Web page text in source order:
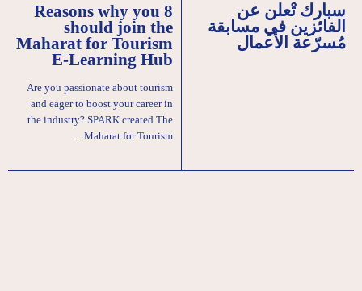
سبارك تْعلن عن
الفائزين في مسابقة
مُسرّعة الأعمال
8 Reasons why you
should join the
Maharat for Tourism
E-Learning Hub
Are you passionate about tourism
and eager to boost your career in
the industry? SPARK created The
Maharat for Tourism…